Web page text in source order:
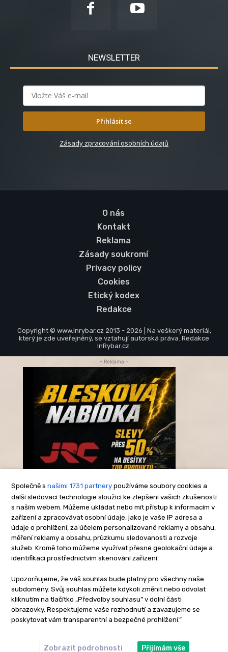
NEWSLETTER
Přihlásit se
Zásady zpracování osobních údajů
O nás
Kontakt
Reklama
Zásady soukromí
Privacy policy
Cookies
Etický kodex
Redakce
Copyright © www.inrybar.cz 2013 - 2026 | Na veškerý materiál,
který je zde uveřejněný, se vztahují autorská práva. Redakce
InRybar.cz.
Společně s našimi 1731 partnery používáme soubory cookies a
další sledovací technologie sloužící ke zlepšení vašich zkušeností
s naším webem. Můžeme ukládat nebo mít přístup k informacím v
zařízení a zpracovávat osobní údaje, jako je vaše IP adresa a
údaje o prohlížení, za účelem personalizované reklamy a obsahu,
měření reklamy a obsahu, průzkumu sledovanosti a rozvoje
služeb. Kromě toho můžeme využívat přesné geolokační údaje a
identifikaci prostřednictvím skenování zařízení.
Upozorňujeme, že váš souhlas bude platný pro všechny naše
subdomény. Svůj souhlas můžete kdykoli změnit nebo odvolat
kliknutím na tlačítko „Předvolby souhlasu” v dolní části
obrazovky. Respektujeme vaše rozhodnutí a zavazujeme se
poskytovat vám transparentní a bezpečné prohlížení.”
Zobrazit podrobnosti Přijímám vše
- Reklama -
-Reklama-